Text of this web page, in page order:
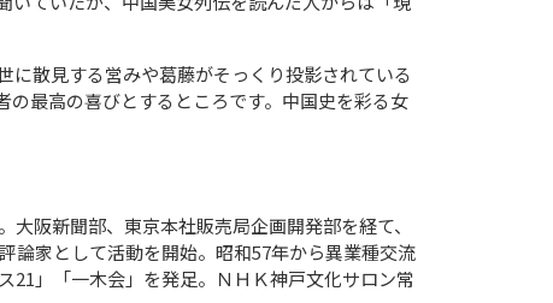
散見する営みや葛藤がそっくり投影されている
最高の喜びとするところです。中国史を彩る女
阪新聞部、東京本社販売局企画開発部を経て、
論家として活動を開始。昭和57年から異業種交流
21」「一木会」を発足。ＮＨＫ神戸文化サロン常